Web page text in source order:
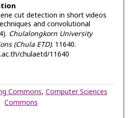
cut detection in short videos
and convolutional
Chulalongkorn University
(Chula ETD). 11640.
chulaetd/11640
Commons, Computer Sciences
Commons